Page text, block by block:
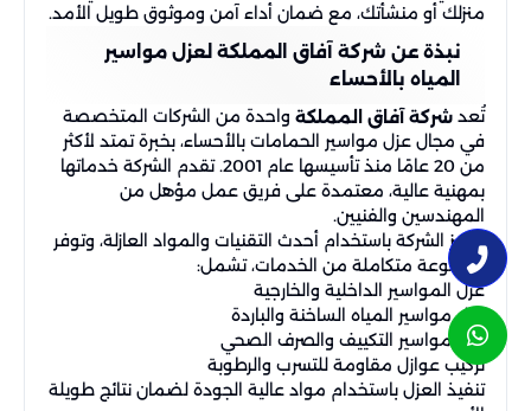
منزلك أو منشأتك، مع ضمان أداء آمن وموثوق طويل الأمد.
نبذة عن شركة آفاق المملكة لعزل مواسير
المياه بالأحساء
تُعد شركة آفاق المملكة واحدة من الشركات المتخصصة
في مجال عزل مواسير الحمامات بالأحساء، بخبرة تمتد لأكثر
من 20 عامًا منذ تأسيسها عام 2001. تقدم الشركة خدماتها
بمهنية عالية، معتمدة على فريق عمل مؤهل من
المهندسين والفنيين.
تتميز الشركة باستخدام أحدث التقنيات والمواد العازلة، وتوفر
مجموعة متكاملة من الخدمات، تشمل:
عزل المواسير الداخلية والخارجية
عزل مواسير المياه الساخنة والباردة
عزل مواسير التكييف والصرف الصحي
تركيب عوازل مقاومة للتسرب والرطوبة
تنفيذ العزل باستخدام مواد عالية الجودة لضمان نتائج طويلة